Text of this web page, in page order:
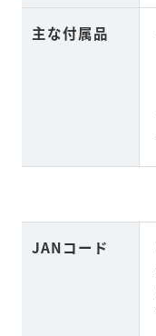
主な付属品
JANコード